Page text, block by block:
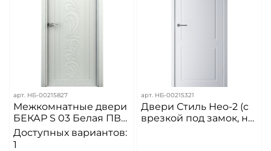
арт. НБ-00215827
Межкомнатные двери
БЕКАР S 03 Белая ПВХ
(ДГ)
Доступных вариантов:
1
арт. НБ-00215321
Двери Стиль Нео-2 (с
врезкой под замок, но